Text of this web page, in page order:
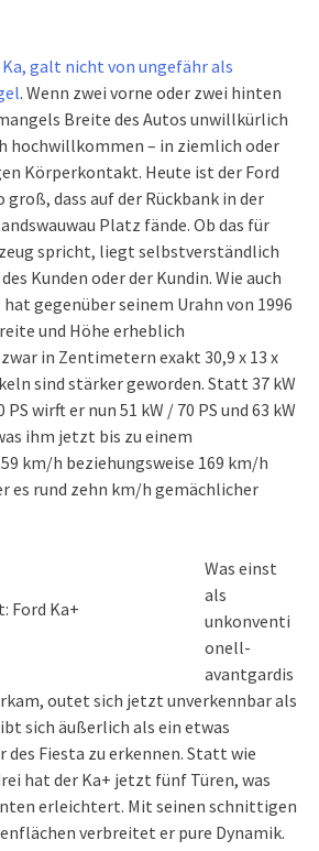
Ka, galt nicht von ungefähr als
. Wenn zwei vorne oder zwei hinten
Breite des Autos unwillkürlich
hochwillkommen – in ziemlich oder
Körperkontakt. Heute ist der Ford
groß, dass auf der Rückbank in der
Platz fände. Ob das für
spricht, liegt selbstverständlich
Kunden oder der Kundin. Wie auch
hat gegenüber seinem Urahn von 1996
und Höhe erheblich
in Zentimetern exakt 30,9 x 13 x
sind stärker geworden. Statt 37 kW
PS wirft er nun 51 kW / 70 PS und 63 kW
ihm jetzt bis zu einem
km/h beziehungsweise 169 km/h
es rund zehn km/h gemächlicher
Ford Ka+
Was einst
als
unkonventi
onell-
avantgardis
outet sich jetzt unverkennbar als
sich äußerlich als ein etwas
des Fiesta zu erkennen. Statt wie
hat der Ka+ jetzt fünf Türen, was
erleichtert. Mit seinen schnittigen
verbreitet er pure Dynamik.